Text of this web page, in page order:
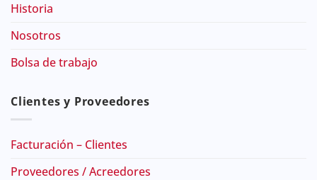
Historia
Nosotros
Bolsa de trabajo
Clientes y Proveedores
Facturación – Clientes
Proveedores / Acreedores